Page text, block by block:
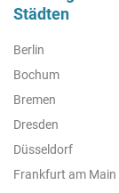
Städten
Berlin
Bochum
Bremen
Dresden
Düsseldorf
Frankfurt am Main